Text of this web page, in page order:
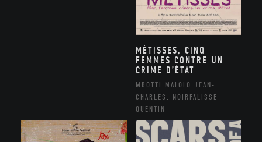
MÉTISSES, CINQ
FEMMES CONTRE UN
CRIME D’ÉTAT
MBOTTI MALOLO JEAN-
CHARLES, NOIRFALISSE
QUENTIN